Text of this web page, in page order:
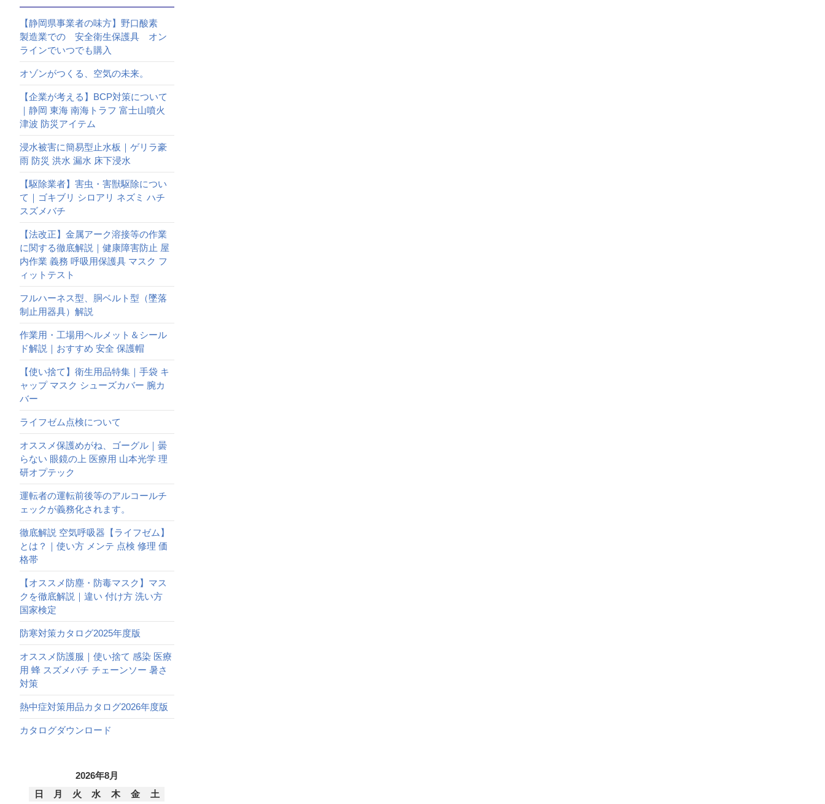
【静岡県事業者の味方】野口酸素
製造業での 安全衛生保護具 オン
ラインでいつでも購入
オゾンがつくる、空気の未来。
【企業が考える】BCP対策について
｜静岡 東海 南海トラフ 富士山噴火
津波 防災アイテム
浸水被害に簡易型止水板｜ゲリラ豪
雨 防災 洪水 漏水 床下浸水
【駆除業者】害虫・害獣駆除につい
て｜ゴキブリ シロアリ ネズミ ハチ
スズメバチ
【法改正】金属アーク溶接等の作業
に関する徹底解説｜健康障害防止 屋
内作業 義務 呼吸用保護具 マスク フ
ィットテスト
フルハーネス型、胴ベルト型（墜落
制止用器具）解説
作業用・工場用ヘルメット＆シール
ド解説｜おすすめ 安全 保護帽
【使い捨て】衛生用品特集｜手袋 キ
ャップ マスク シューズカバー 腕カ
バー
ライフゼム点検について
オススメ保護めがね、ゴーグル｜曇
らない 眼鏡の上 医療用 山本光学 理
研オプテック
運転者の運転前後等のアルコールチ
ェックが義務化されます。
徹底解説 空気呼吸器【ライフゼム】
とは？｜使い方 メンテ 点検 修理 価
格帯
【オススメ防塵・防毒マスク】マス
クを徹底解説｜違い 付け方 洗い方
国家検定
防寒対策カタログ2025年度版
オススメ防護服｜使い捨て 感染 医療
用 蜂 スズメバチ チェーンソー 暑さ
対策
熱中症対策用品カタログ2026年度版
カタログダウンロード
2026年8月
日
月 火 水 木 金
土